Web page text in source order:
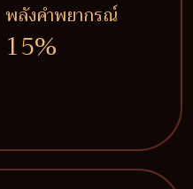
พลังคำพยากรณ์
15%